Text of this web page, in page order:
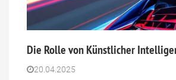
Die Rolle von Künstlicher
20.04.2025